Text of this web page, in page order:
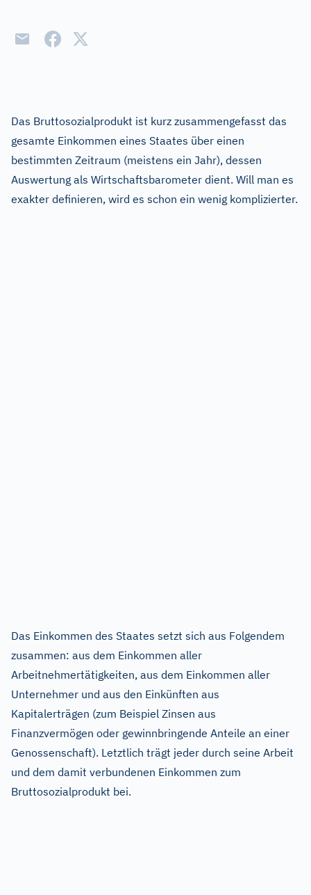
Das Bruttosozialprodukt ist kurz zusammengefasst das
gesamte Einkommen eines Staates über einen
bestimmten Zeitraum (meistens ein Jahr), dessen
Auswertung als Wirtschaftsbarometer dient. Will man es
exakter definieren, wird es schon ein wenig komplizierter.
Das Einkommen des Staates setzt sich aus Folgendem
zusammen: aus dem Einkommen aller
Arbeitnehmertätigkeiten, aus dem Einkommen aller
Unternehmer und aus den Einkünften aus
Kapitalerträgen (zum Beispiel Zinsen aus
Finanzvermögen oder gewinnbringende Anteile an einer
Genossenschaft). Letztlich trägt jeder durch seine Arbeit
und dem damit verbundenen Einkommen zum
Bruttosozialprodukt bei.